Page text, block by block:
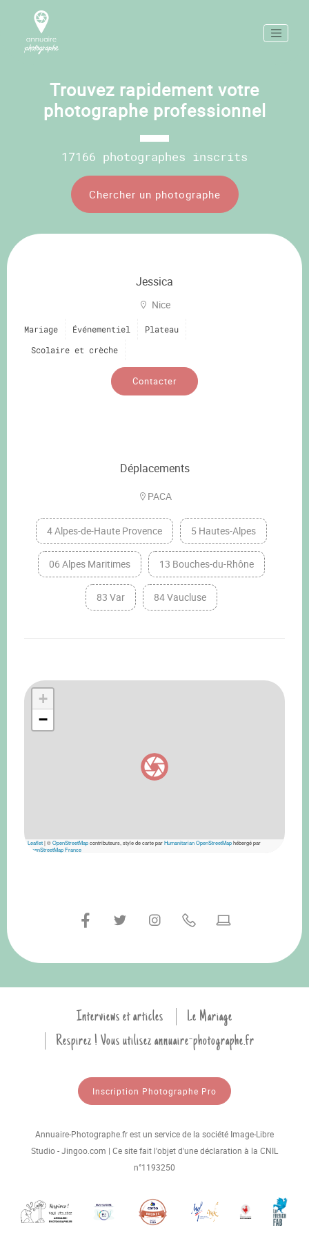
Trouvez rapidement votre
photographe professionnel
17166 photographes inscrits
Chercher un photographe
Jessica
Nice
Mariage Événementiel
Plateau
Scolaire et crèche
Contacter
Déplacements
PACA
4 Alpes-de-Haute Provence 5 Hautes-Alpes
06 Alpes Maritimes 13 Bouches-du-Rhône
83 Var 84 Vaucluse
+
−
Leaflet|©OpenStreetMapcontributeurs, style de carte parHumanitarian OpenStreetMaphébergé par
OpenStreetMap France
Interviews et articles
Le Mariage
Respirez ! Vous utilisez annuaire-photographe.fr
Inscription Photographe Pro
Annuaire-Photographe.fr est un service de la société Image-Libre
Studio - Jingoo.com | Ce site fait l'objet d'une déclaration à la CNIL
n°1193250